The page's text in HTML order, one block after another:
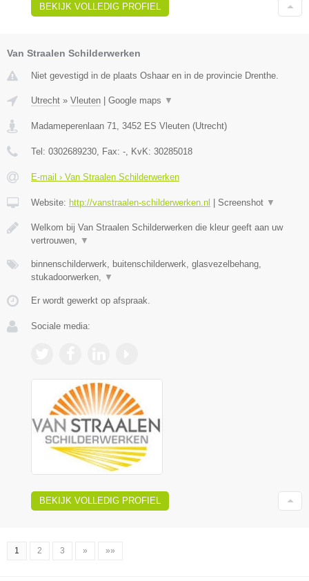
BEKIJK VOLLEDIG PROFIEL
Van Straalen Schilderwerken
Niet gevestigd in de plaats Oshaar en in de provincie Drenthe.
Utrecht » Vleuten Google maps ▼
Madameperenlaan 71 3452 ES Vleuten (Utrecht)
Tel: 0302689230 , Fax: - , KvK: 30285018
E-mail › Van Straalen Schilderwerken
Website: http://vanstraalen-schilderwerken.nl Screenshot ▼
Welkom bij Van Straalen Schilderwerken die kleur geeft aan uw
vertrouwen,
▼
binnenschilderwerk, buitenschilderwerk, glasvezelbehang,
stukadoorwerken,
▼
Er wordt gewerkt op afspraak.
Sociale media:
BEKIJK VOLLEDIG PROFIEL
1 2 3 » »»